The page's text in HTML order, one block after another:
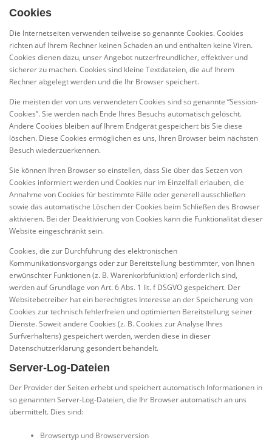
Cookies
Die Internetseiten verwenden teilweise so genannte Cookies. Cookies
richten auf Ihrem Rechner keinen Schaden an und enthalten keine Viren.
Cookies dienen dazu, unser Angebot nutzerfreundlicher, effektiver und
sicherer zu machen. Cookies sind kleine Textdateien, die auf Ihrem
Rechner abgelegt werden und die Ihr Browser speichert.
Die meisten der von uns verwendeten Cookies sind so genannte “Session-
Cookies”. Sie werden nach Ende Ihres Besuchs automatisch gelöscht.
Andere Cookies bleiben auf Ihrem Endgerät gespeichert bis Sie diese
löschen. Diese Cookies ermöglichen es uns, Ihren Browser beim nächsten
Besuch wiederzuerkennen.
Sie können Ihren Browser so einstellen, dass Sie über das Setzen von
Cookies informiert werden und Cookies nur im Einzelfall erlauben, die
Annahme von Cookies für bestimmte Fälle oder generell ausschließen
sowie das automatische Löschen der Cookies beim Schließen des Browser
aktivieren. Bei der Deaktivierung von Cookies kann die Funktionalität dieser
Website eingeschränkt sein.
Cookies, die zur Durchführung des elektronischen
Kommunikationsvorgangs oder zur Bereitstellung bestimmter, von Ihnen
erwünschter Funktionen (z. B. Warenkorbfunktion) erforderlich sind,
werden auf Grundlage von Art. 6 Abs. 1 lit. f DSGVO gespeichert. Der
Websitebetreiber hat ein berechtigtes Interesse an der Speicherung von
Cookies zur technisch fehlerfreien und optimierten Bereitstellung seiner
Dienste. Soweit andere Cookies (z. B. Cookies zur Analyse Ihres
Surfverhaltens) gespeichert werden, werden diese in dieser
Datenschutzerklärung gesondert behandelt.
Server-Log-Dateien
Der Provider der Seiten erhebt und speichert automatisch Informationen in
so genannten Server-Log-Dateien, die Ihr Browser automatisch an uns
übermittelt. Dies sind:
Browsertyp und Browserversion